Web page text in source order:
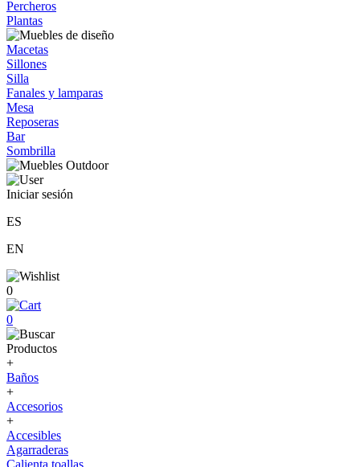
Percheros
Plantas
Macetas
Sillones
Silla
Fanales y lamparas
Mesa
Reposeras
Bar
Sombrilla
Iniciar sesión
ES
EN
0
0
Productos
+
Baños
+
Accesorios
+
Accesibles
Agarraderas
Calienta toallas